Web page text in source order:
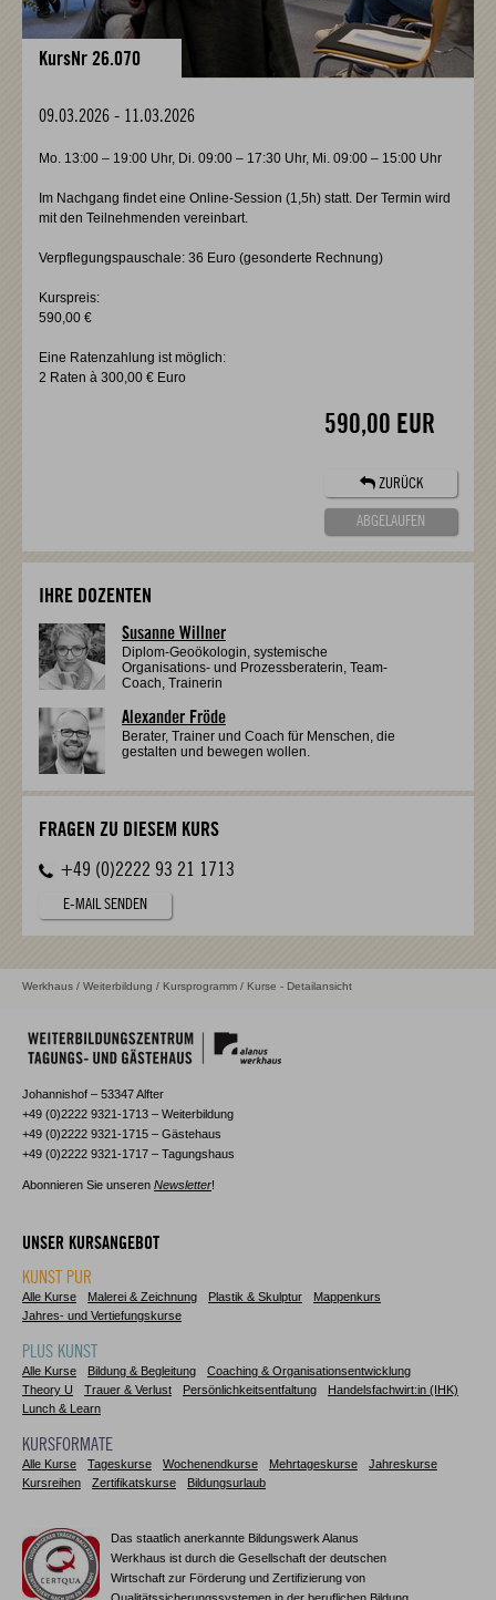
KursNr 26.070
09.03.2026 - 11.03.2026
Mo. 13:00 – 19:00 Uhr, Di. 09:00 – 17:30 Uhr, Mi. 09:00 – 15:00 Uhr
Im Nachgang findet eine Online-Session (1,5h) statt. Der Termin wird
mit den Teilnehmenden vereinbart.
Verpflegungspauschale: 36 Euro (gesonderte Rechnung)
Kurspreis:
590,00 €
Eine Ratenzahlung ist möglich:
2 Raten à 300,00 € Euro
590,00 EUR
ZURÜCK
ABGELAUFEN
IHRE DOZENTEN
Susanne Willner
Diplom-Geoökologin, systemische
Organisations- und Prozessberaterin, Team-
Coach, Trainerin
Alexander Fröde
Berater, Trainer und Coach für Menschen, die
gestalten und bewegen wollen.
FRAGEN ZU DIESEM KURS
+49 (0)2222 93 21 1713
E-MAIL SENDEN
Werkhaus / Weiterbildung / Kursprogramm / Kurse - Detailansicht
Johannishof – 53347 Alfter
+49 (0)2222 9321-1713 – Weiterbildung
+49 (0)2222 9321-1715 – Gästehaus
+49 (0)2222 9321-1717 – Tagungshaus
Abonnieren Sie unseren Newsletter!
UNSER KURSANGEBOT
KUNST PUR
Alle Kurse Malerei & Zeichnung Plastik & Skulptur
Mappenkurs
Jahres- und Vertiefungskurse
PLUS KUNST
Alle Kurse Bildung & Begleitung
Coaching & Organisationsentwicklung
Theory U
Trauer & Verlust Persönlichkeitsentfaltung
Handelsfachwirt:in (IHK)
Lunch & Learn
KURSFORMATE
Alle Kurse Tageskurse Wochenendkurse Mehrtageskurse
Jahreskurse
Kursreihen
Zertifikatskurse Bildungsurlaub
Das staatlich anerkannte Bildungswerk Alanus
Werkhaus ist durch die Gesellschaft der deutschen
Wirtschaft zur Förderung und Zertifizierung von